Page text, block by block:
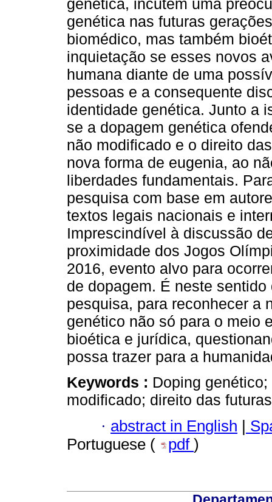
genética, incutem uma
genética nas futuras
biomédico, mas também
inquietação se esses novos
humana diante de uma
pessoas e a consequente
identidade genética. Junto a
se a dopagem genética
não modificado e o direito
nova forma de eugenia, ao
liberdades fundamentais.
pesquisa com base em
textos legais nacionais e
Imprescindível à discussão
proximidade dos Jogos
2016, evento alvo para
de dopagem. É neste
pesquisa, para reconhecer a
genético não só para o meio
bioética e jurídica,
possa trazer para a
Keywords : Doping
modificado; direito das
· abstract in English |
Portuguese (
pdf )